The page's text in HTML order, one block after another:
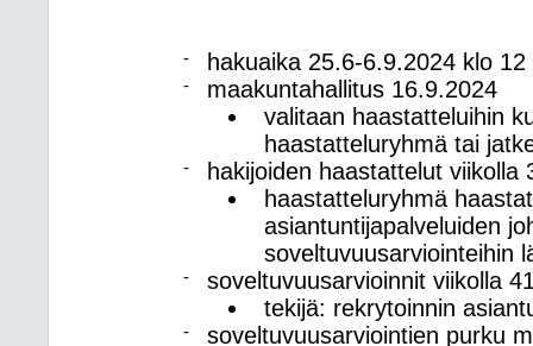
- hakuaika 25.6-6.9.2024 klo 12
-
maakuntahallitus 16.9.2024
valitaan haastatteluihin
haastatteluryhmä tai
-
hakijoiden haastattelut viikolla
haastatteluryhmä
asiantuntijapalveluiden
soveltuvuusarviointeihin
-
soveltuvuusarvioinnit viikolla
tekijä: rekrytoinnin
-
soveltuvuusarviointien purku